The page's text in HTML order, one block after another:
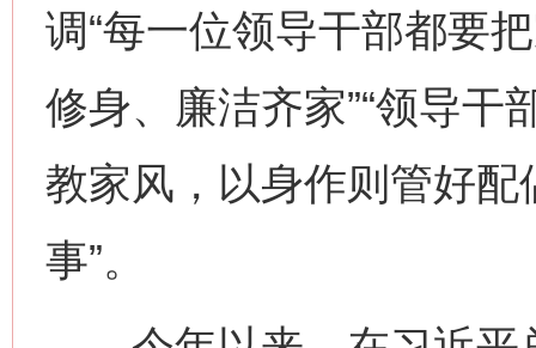
调“每一位领导干部都要
修身、廉洁齐家”“领导干
教家风，以身作则管好
事”。